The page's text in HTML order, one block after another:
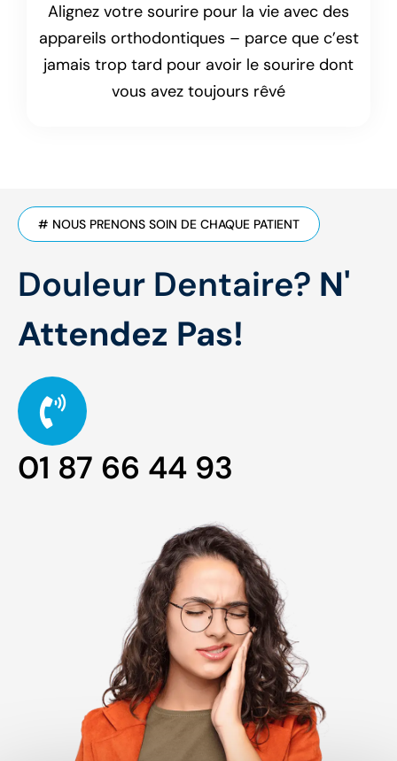
Alignez votre sourire pour la vie avec des
appareils orthodontiques – parce que c’est
jamais trop tard pour avoir le sourire dont
vous avez toujours rêvé
# NOUS PRENONS SOIN DE CHAQUE PATIENT
Douleur Dentaire? N'
Attendez Pas!
01 87 66 44 93